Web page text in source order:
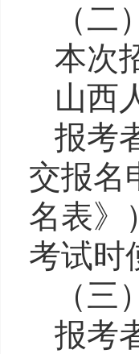
（
本次
山西
报考
交报名
名表》
考试时
（三
报考